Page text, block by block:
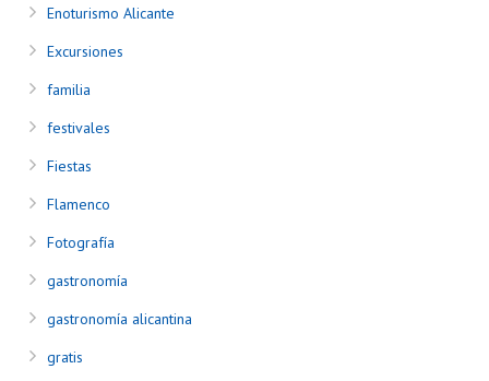
Enoturismo Alicante
Excursiones
familia
festivales
Fiestas
Flamenco
Fotografía
gastronomía
gastronomía alicantina
gratis